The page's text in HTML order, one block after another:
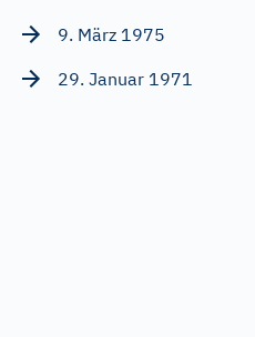
9. März 1975
29. Januar 1971